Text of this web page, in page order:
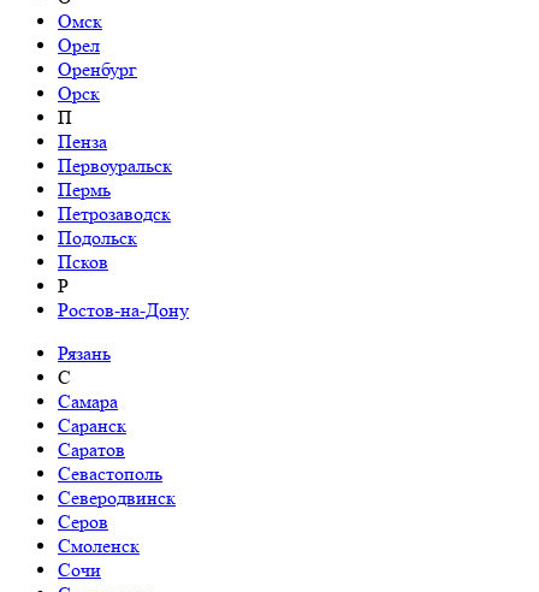
Омск
Орел
Оренбург
Орск
П
Пенза
Первоуральск
Пермь
Петрозаводск
Подольск
Псков
Р
Ростов-на-Дону
Рязань
С
Самара
Саранск
Саратов
Севастополь
Северодвинск
Серов
Смоленск
Сочи